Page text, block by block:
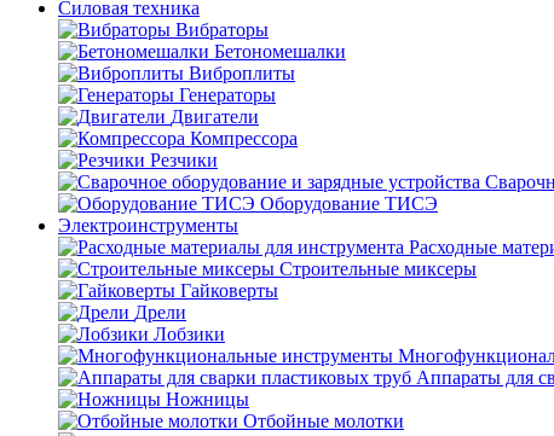
Силовая техника
Вибраторы
Бетономешалки
Виброплиты
Генераторы
Двигатели
Компрессора
Резчики
Оборудование ТИСЭ
Электроинструменты
Расходные
Строительные миксеры
Гайковерты
Дрели
Лобзики
Аппараты для
Ножницы
Отбойные молотки